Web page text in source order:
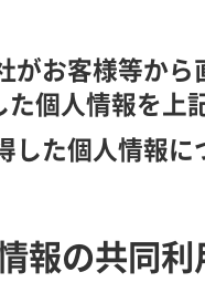
がお客様等か
た個人情報を上
した個人情報
報の共同利